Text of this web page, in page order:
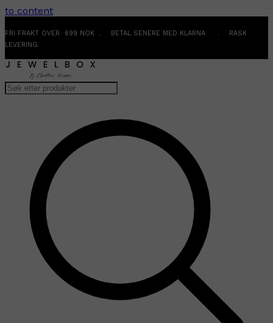
to content
FRI FRAKT OVER 699 NOK . BETAL SENERE MED KLARNA . RASK
LEVERING